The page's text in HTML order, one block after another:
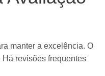
manter a excelência. O
revisões frequentes